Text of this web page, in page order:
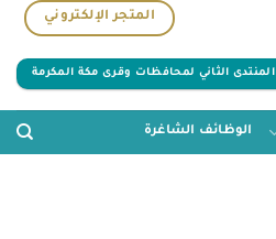
المتجر الإلكتروني
المنتدى الثاني لمحافظات وقرى مكة المكرمة
الوظائف الشاغرة